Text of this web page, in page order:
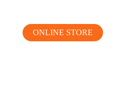
ONLINE STORE